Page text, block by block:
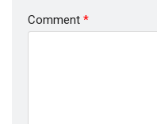
Comment*